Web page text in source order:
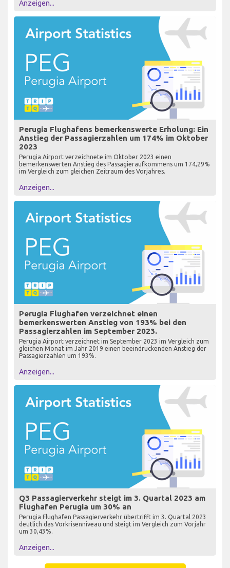
Anzeigen...
Perugia Flughafens bemerkenswerte Erholung: Ein
Anstieg der Passagierzahlen um 174% im Oktober
2023
Perugia Airport verzeichnete im Oktober 2023 einen
bemerkenswerten Anstieg des Passagieraufkommens um 174,29%
im Vergleich zum gleichen Zeitraum des Vorjahres.
Anzeigen...
Perugia Flughafen verzeichnet einen
bemerkenswerten Anstieg von 193% bei den
Passagierzahlen im September 2023.
Perugia Airport verzeichnet im September 2023 im Vergleich zum
gleichen Monat im Jahr 2019 einen beeindruckenden Anstieg der
Passagierzahlen um 193%.
Anzeigen...
Q3 Passagierverkehr steigt im 3. Quartal 2023 am
Flughafen Perugia um 30% an
Perugia Flughafen Passagierverkehr übertrifft im 3. Quartal 2023
deutlich das Vorkrisenniveau und steigt im Vergleich zum Vorjahr
um 30,43%.
Anzeigen...